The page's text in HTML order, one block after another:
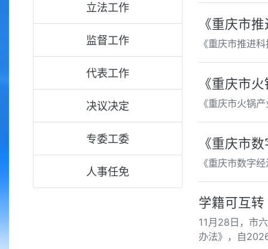
立法工作
监督工作
代表工作
决议决定
专委工委
人事任免
《重庆市
《重庆市推进
《重庆市
《重庆市火锅
《重庆市
《重庆市数字
学籍可互转
11月28日，市
办法》，自